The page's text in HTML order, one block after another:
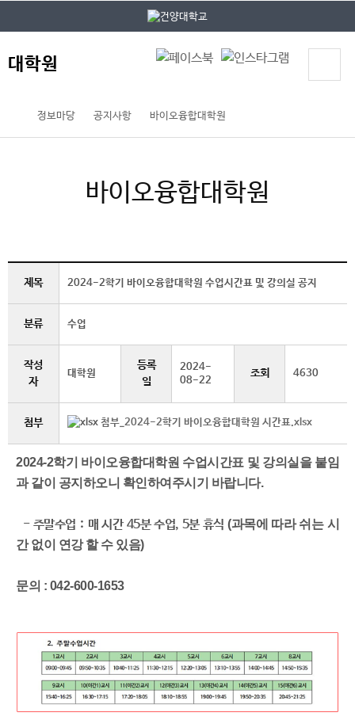
대학원
정보마당 공지사항 바이오융합대학원
바이오융합대학원
제목 2024-2학기 바이오융합대학원 수업시간표 및 강의실 공지
분류 수업
작성
자
대학원
등록
일
2024-
08-22
조회 4630
첨부 첨부_2024-2학기 바이오융합대학원 시간표.xlsx
2024-2학기 바이오융합대학원 수업시간표 및 강의실을 붙임
과 같이 공지하오니 확인하여주시기 바랍니다.
- 주말수업 : 매 시간 45분 수업, 5분 휴식 (과목에 따라 쉬는 시
간 없이 연강 할 수 있음)
문의 : 042-600-1653​